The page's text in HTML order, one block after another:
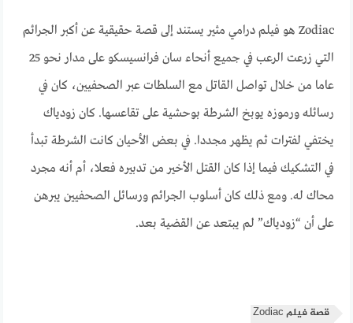
Zodiac هو فيلم درامي مثير يستند إلى قصة حقيقية عن أكبر الجرائم
التي زرعت الرعب في جميع أنحاء سان فرانسيسكو على مدار نحو 25
عاما من خلال تواصل القاتل مع السلطات عبر الصحفيين، كان في
رسائله ورموزه يوبخ الشرطة بوحشية على تقاعسها. كان زودياك
يختفي لفترات ثم يظهر مجددا. في بعض الأحيان كانت الشرطة تبدأ
في التشكيك فيما إذا كان القتل الأخير من تدبيره فعلا، أم أنه مجرد
محاك له. ومع ذلك كان أسلوب الجرائم ورسائل الصحفيين يبرهن
على أن “زودياك” لم يبتعد عن القضية بعد.
قصة فيلم Zodiac